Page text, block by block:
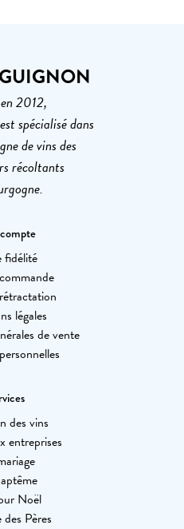
2012,
spécialisé dans
de vins des
récoltants
légales
de vente
des vins
entreprises
Noël
Pères